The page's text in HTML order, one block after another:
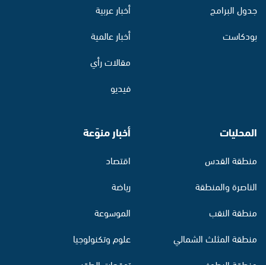
جدول البرامج
بودكاست
أخبار عربية
أخبار عالمية
مقالات رأي
فيديو
المحليات
منطقة القدس
الناصرة والمنطقة
منطقة النقب
منطقة المثلث الشمالي
أخبار منوّعة
اقتصاد
رياضة
الموسوعة
علوم وتكنولوجيا